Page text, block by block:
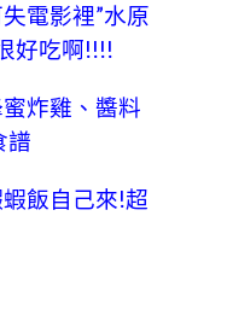
電影裡”水原
好吃啊!!!!
蜜炸雞、醬料
譜
蝦飯自己來!超